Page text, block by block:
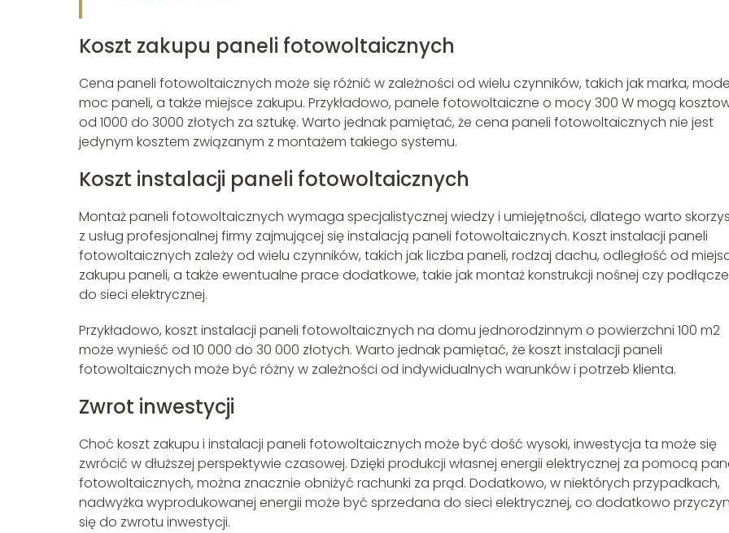
Koszt zakupu paneli fotowoltaicznych
Cena paneli fotowoltaicznych może się różnić w zależności od wielu czynników, takich jak marka,
moc paneli, a także miejsce zakupu. Przykładowo, panele fotowoltaiczne o mocy 300 W mogą
od 1000 do 3000 złotych za sztukę. Warto jednak pamiętać, że cena paneli fotowoltaicznych nie jest
jedynym kosztem związanym z montażem takiego systemu.
Koszt instalacji paneli fotowoltaicznych
Montaż paneli fotowoltaicznych wymaga specjalistycznej wiedzy i umiejętności, dlatego warto
z usług profesjonalnej firmy zajmującej się instalacją paneli fotowoltaicznych. Koszt instalacji paneli
fotowoltaicznych zależy od wielu czynników, takich jak liczba paneli, rodzaj dachu, odległość od
zakupu paneli, a także ewentualne prace dodatkowe, takie jak montaż konstrukcji nośnej czy
do sieci elektrycznej.
Przykładowo, koszt instalacji paneli fotowoltaicznych na domu jednorodzinnym o powierzchni 100 m2
może wynieść od 10 000 do 30 000 złotych. Warto jednak pamiętać, że koszt instalacji paneli
fotowoltaicznych może być różny w zależności od indywidualnych warunków i potrzeb klienta.
Zwrot inwestycji
Choć koszt zakupu i instalacji paneli fotowoltaicznych może być dość wysoki, inwestycja ta może się
zwrócić w dłuższej perspektywie czasowej. Dzięki produkcji własnej energii elektrycznej za pomocą
fotowoltaicznych, można znacznie obniżyć rachunki za prąd. Dodatkowo, w niektórych przypadkach,
nadwyżka wyprodukowanej energii może być sprzedana do sieci elektrycznej, co dodatkowo
się do zwrotu inwestycji.